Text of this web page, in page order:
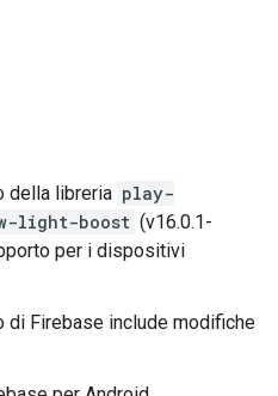
della libreria play-
light-boost (v16.0.1-
per i dispositivi
di Firebase include modifiche